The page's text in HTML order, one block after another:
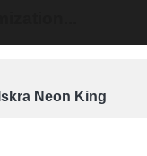
Iskra Neon King